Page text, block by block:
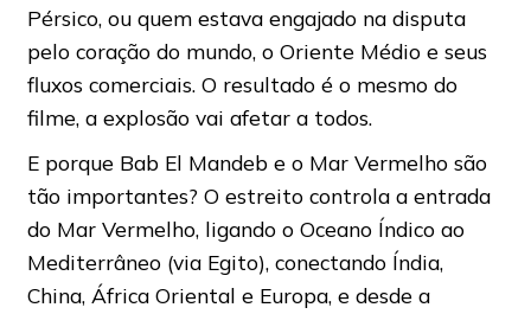
Pérsico, ou quem estava engajado na disputa
pelo coração do mundo, o Oriente Médio e seus
fluxos comerciais. O resultado é o mesmo do
filme, a explosão vai afetar a todos.
E porque Bab El Mandeb e o Mar Vermelho são
tão importantes? O estreito controla a entrada
do Mar Vermelho, ligando o Oceano Índico ao
Mediterrâneo (via Egito), conectando Índia,
China, África Oriental e Europa, e desde a